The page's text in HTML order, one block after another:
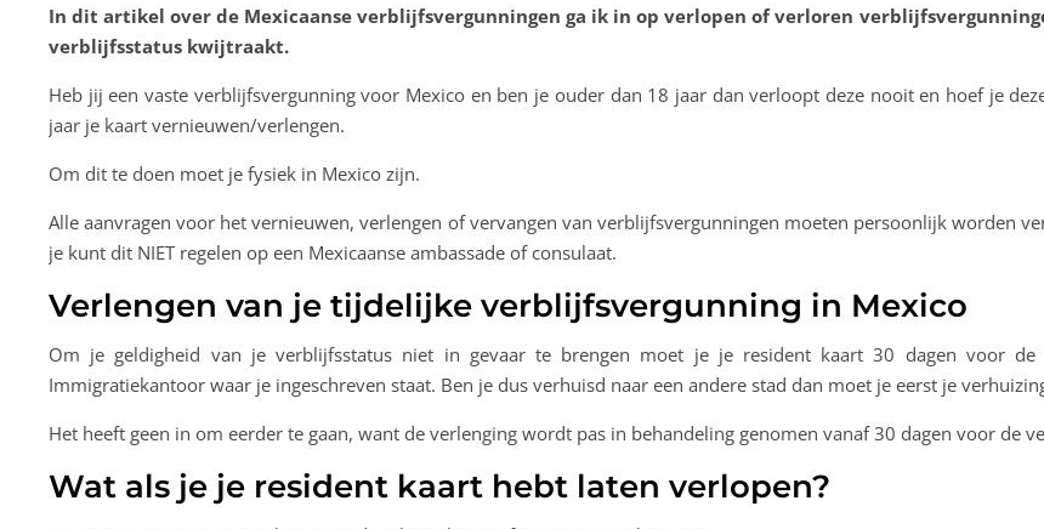
In dit artikel over de Mexicaanse verblijfsvergunningen ga ik in op verlopen of verloren
verblijfsstatus kwijtraakt.
Heb jij een vaste verblijfsvergunning voor Mexico en ben je ouder dan 18 jaar dan verloopt deze nooit en hoef je
jaar je kaart vernieuwen/verlengen.
Om dit te doen moet je fysiek in Mexico zijn.
Alle aanvragen voor het vernieuwen, verlengen of vervangen van verblijfsvergunningen moeten persoonlijk worden
je kunt dit NIET regelen op een Mexicaanse ambassade of consulaat.
Verlengen van je tijdelijke verblijfsvergunning in Mexico
Om je geldigheid van je verblijfsstatus niet in gevaar te brengen moet je je resident kaart 30 dagen voor
Immigratiekantoor waar je ingeschreven staat. Ben je dus verhuisd naar een andere stad dan moet je eerst je
Het heeft geen in om eerder te gaan, want de verlenging wordt pas in behandeling genomen vanaf 30 dagen voor de
Wat als je je resident kaart hebt laten verlopen?